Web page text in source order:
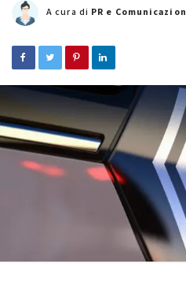
A cura di PR e